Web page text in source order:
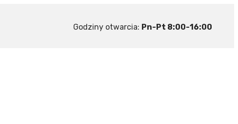
Godziny otwarcia: Pn-Pt 8:00-16:00